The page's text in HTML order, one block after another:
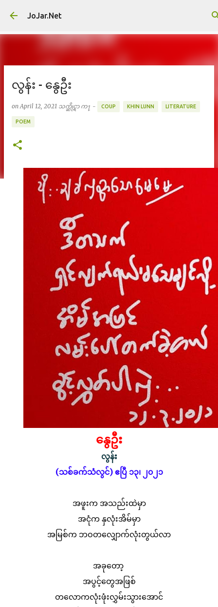
JoJar.Net
လွန်း - နွေဦး
on April 12, 2021 သက္ဆိုင္ရာ က႑ - COUP KHIN LUNN LITERATURE
POEM
နွေဦး
လွန်း
(သစ်ခက်သံလွင်) ဧပြီ ၁၃၊ ၂၀၂၁
အဖူးက အသည်းထဲမှာ
အငုံက နှလုံးအိမ်မှာ
အမြစ်က ဘဝတလျှောက်လုံးတွယ်လာ
အခုတော့
အပွင့်တွေအဖြစ်
တလောကလုံးဖုံးလွှမ်းသွားအောင်